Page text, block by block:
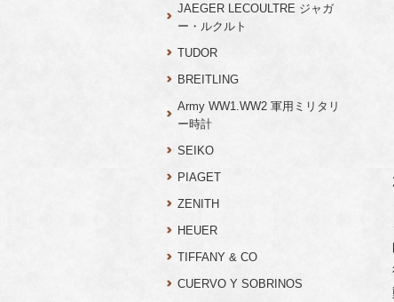
JAEGER LECOULTRE ジャガ
ー・ルクルト
TUDOR
BREITLING
Army WW1.WW2 軍用ミリタリ
ー時計
SEIKO
PIAGET
ZENITH
HEUER
TIFFANY & CO
CUERVO Y SOBRINOS